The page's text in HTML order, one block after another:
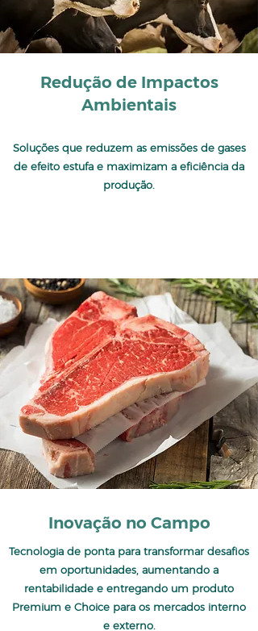
Redução de Impactos
Ambientais
Soluções que reduzem as emissões de gases
de efeito estufa e maximizam a eficiência da
produção.
Inovação no Campo
Tecnologia de ponta para transformar desafios
em oportunidades, aumentando a
rentabilidade e entregando um produto
Premium e Choice para os mercados interno
e externo.